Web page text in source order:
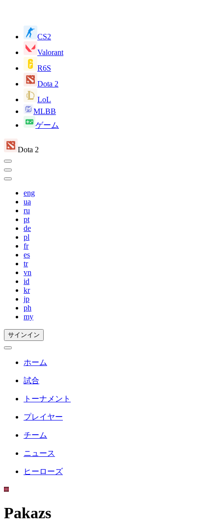
CS2
Valorant
R6S
Dota 2
LoL
MLBB
ゲーム
Dota 2
eng
ua
ru
pt
de
pl
fr
es
tr
vn
id
kr
jp
ph
my
サインイン
ホーム
試合
トーナメント
プレイヤー
チーム
ニュース
ヒーローズ
Pakazs